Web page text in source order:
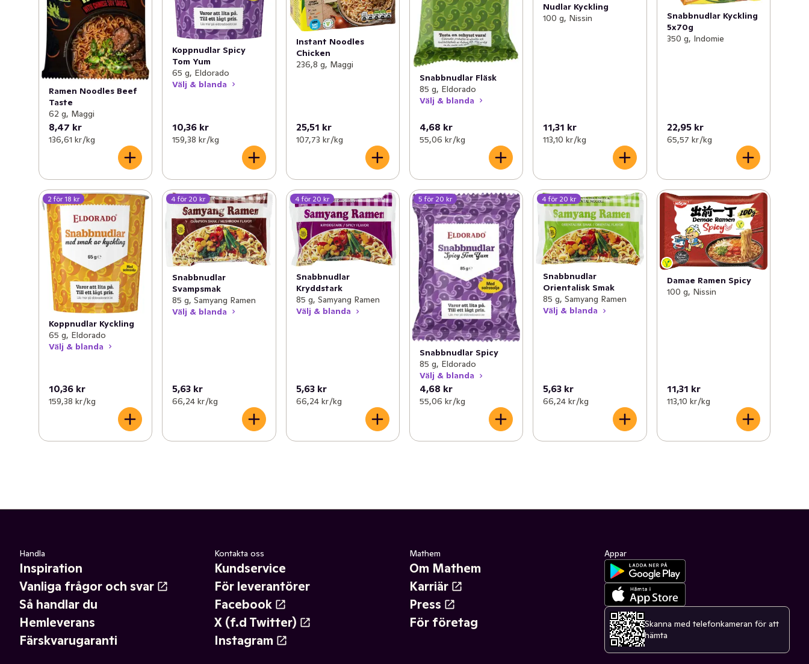
Ramen Noodles Beef
Taste
62 g, Maggi
8,47 kr
136,61 kr /kg
Koppnudlar Spicy
Tom Yum
65 g, Eldorado
Välj & blanda
10,36 kr
159,38 kr /kg
Instant Noodles
Chicken
236,8 g, Maggi
25,51 kr
107,73 kr /kg
Snabbnudlar Fläsk
85 g, Eldorado
Välj & blanda
4,68 kr
55,06 kr /kg
Nudlar Kyckling
100 g, Nissin
11,31 kr
113,10 kr /kg
Snabbnudlar Kyckling
5x70g
350 g, Indomie
22,95 kr
65,57 kr /kg
2 för 18 kr
Koppnudlar Kyckling
65 g, Eldorado
Välj & blanda
10,36 kr
159,38 kr /kg
4 för 20 kr
Snabbnudlar
Svampsmak
85 g, Samyang Ramen
Välj & blanda
5,63 kr
66,24 kr /kg
4 för 20 kr
Snabbnudlar
Kryddstark
85 g, Samyang Ramen
Välj & blanda
5,63 kr
66,24 kr /kg
5 för 20 kr
Snabbnudlar Spicy
85 g, Eldorado
Välj & blanda
4,68 kr
55,06 kr /kg
4 för 20 kr
Snabbnudlar
Orientalisk Smak
85 g, Samyang Ramen
Välj & blanda
5,63 kr
66,24 kr /kg
Damae Ramen Spicy
100 g, Nissin
11,31 kr
113,10 kr /kg
Handla
Inspiration
Vanliga frågor och svar
Så handlar du
Hemleverans
Färskvarugaranti
Kontakta oss
Kundservice
För leverantörer
Facebook
X (f.d Twitter)
Instagram
Mathem
Om Mathem
Karriär
Press
För företag
Appar
Skanna med telefonkameran för att
hämta